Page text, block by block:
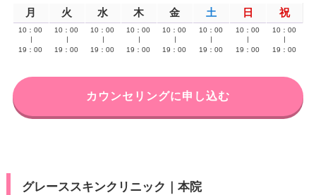
月 火 水 木 金 土 日 祝
10：00
19：00
10：00
19：00
10：00
19：00
10：00
19：00
10：00
19：00
10：00
19：00
10：00
19：00
10：00
19：00
カウンセリングに申し込む
グレーススキンクリニック｜本院